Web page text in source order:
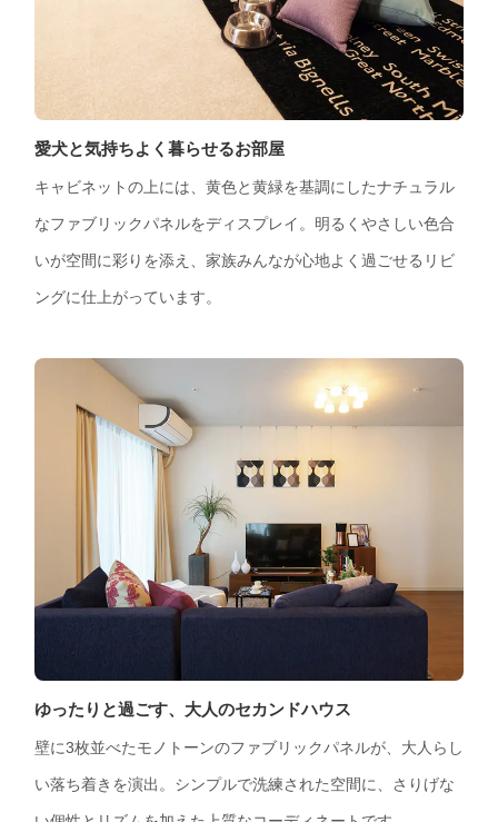
愛犬と気持ちよく暮らせるお部屋
キャビネットの上には、黄色と黄緑を基調にしたナチュラル
なファブリックパネルをディスプレイ。明るくやさしい色合
いが空間に彩りを添え、家族みんなが心地よく過ごせるリビ
ングに仕上がっています。
ゆったりと過ごす、大人のセカンドハウス
壁に3枚並べたモノトーンのファブリックパネルが、大人らし
い落ち着きを演出。シンプルで洗練された空間に、さりげな